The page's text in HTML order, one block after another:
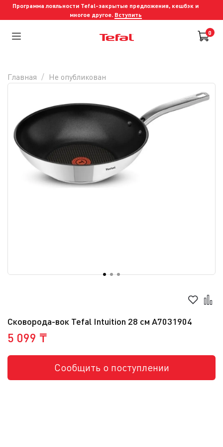
Программа лояльности Tefal-закрытые предложения, кешбэк и
многое другое. Вступить
0
Сковорода-вок Tefal Intuition 28 см A7031904
5 099 ₸
Сообщить о поступлении
Главная Не опубликован